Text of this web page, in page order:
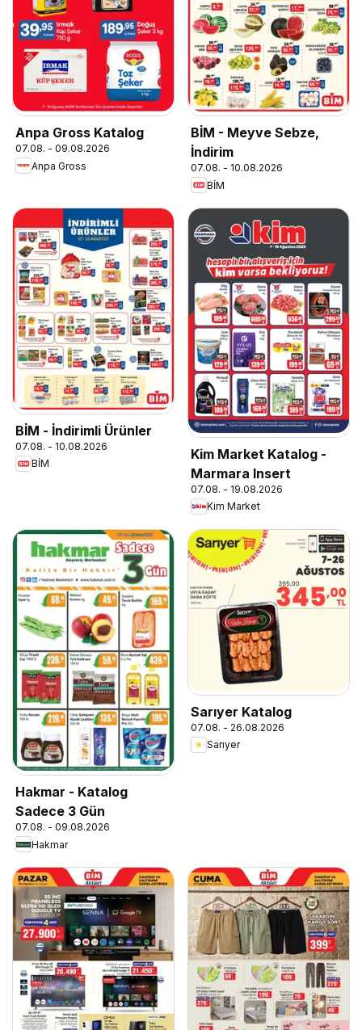
Anpa Gross Katalog
07.08. - 09.08.2026
Anpa Gross
BİM - Meyve Sebze,
İndirim
07.08. - 10.08.2026
BİM
BİM - İndirimli Ürünler
07.08. - 10.08.2026
BİM
Kim Market Katalog -
Marmara Insert
07.08. - 19.08.2026
Kim Market
Hakmar - Katalog
Sadece 3 Gün
07.08. - 09.08.2026
Hakmar
Sarıyer Katalog
07.08. - 26.08.2026
Sarıyer